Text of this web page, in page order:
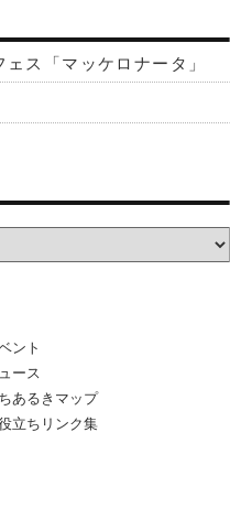
ス「マッケロナータ」
ント
ース
あるきマップ
立ちリンク集